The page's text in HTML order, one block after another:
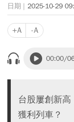
2025-10-29
+A -A
00:00/
台股屢創新
獲利列車？